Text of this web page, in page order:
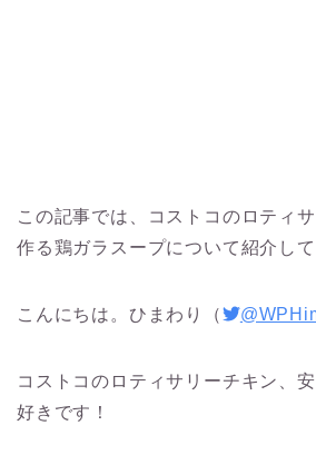
この記事では、コストコのロティ
作る鶏ガラスープについて紹介して
こんにちは。ひまわり（
コストコのロティサリーチキン、
好きです！